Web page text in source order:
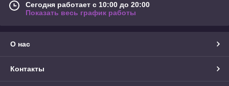
Сегодня работает с 10:00 до 20:00
Показать весь график работы
О нас
Контакты